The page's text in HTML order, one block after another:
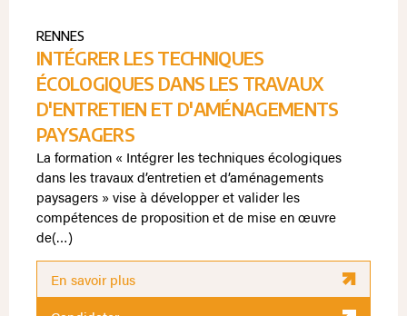
RENNES
INTÉGRER LES TECHNIQUES
ÉCOLOGIQUES DANS LES TRAVAUX
D'ENTRETIEN ET D'AMÉNAGEMENTS
PAYSAGERS
La formation « Intégrer les techniques écologiques
dans les travaux d’entretien et d’aménagements
paysagers » vise à développer et valider les
compétences de proposition et de mise en œuvre
de(…)
En savoir plus